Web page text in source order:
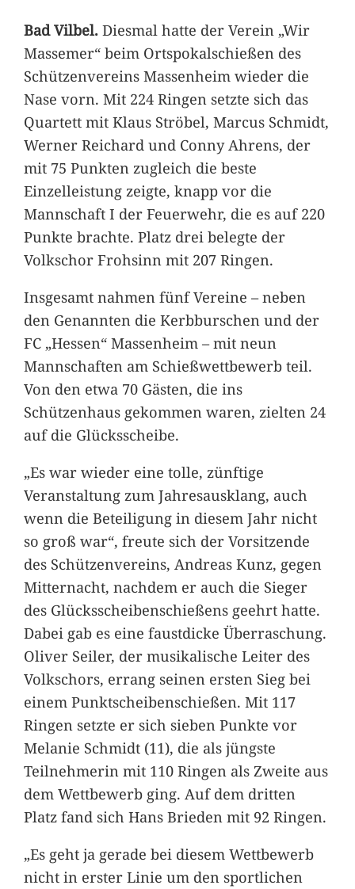
Bad Vilbel.Diesmal hatte der Verein „Wir
Massemer“ beim Ortspokalschießen des
Schützenvereins Massenheim wieder die
Nase vorn. Mit 224 Ringen setzte sich das
Quartett mit Klaus Ströbel, Marcus Schmidt,
Werner Reichard und Conny Ahrens, der
mit 75 Punkten zugleich die beste
Einzelleistung zeigte, knapp vor die
Mannschaft I der Feuerwehr, die es auf 220
Punkte brachte. Platz drei belegte der
Volkschor Frohsinn mit 207 Ringen.
Insgesamt nahmen fünf Vereine – neben
den Genannten die Kerbburschen und der
FC „Hessen“ Massenheim – mit neun
Mannschaften am Schießwettbewerb teil.
Von den etwa 70 Gästen, die ins
Schützenhaus gekommen waren, zielten 24
auf die Glücksscheibe.
„Es war wieder eine tolle, zünftige
Veranstaltung zum Jahresausklang, auch
wenn die Beteiligung in diesem Jahr nicht
so groß war“, freute sich der Vorsitzende
des Schützenvereins, Andreas Kunz, gegen
Mitternacht, nachdem er auch die Sieger
des Glücksscheibenschießens geehrt hatte.
Dabei gab es eine faustdicke Überraschung.
Oliver Seiler, der musikalische Leiter des
Volkschors, errang seinen ersten Sieg bei
einem Punktscheibenschießen. Mit 117
Ringen setzte er sich sieben Punkte vor
Melanie Schmidt (11), die als jüngste
Teilnehmerin mit 110 Ringen als Zweite aus
dem Wettbewerb ging. Auf dem dritten
Platz fand sich Hans Brieden mit 92 Ringen.
„Es geht ja gerade bei diesem Wettbewerb
nicht in erster Linie um den sportlichen